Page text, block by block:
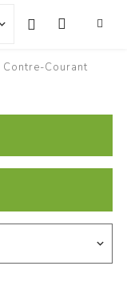
Contre-Courant